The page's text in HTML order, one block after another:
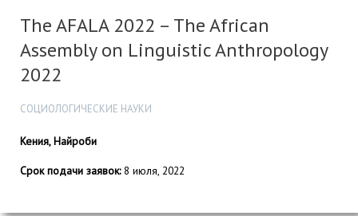
The AFALA 2022 – The African
Assembly on Linguistic Anthropology
2022
СОЦИОЛОГИЧЕСКИЕ НАУКИ
Кения, Найроби
Срок подачи заявок:8 июля, 2022